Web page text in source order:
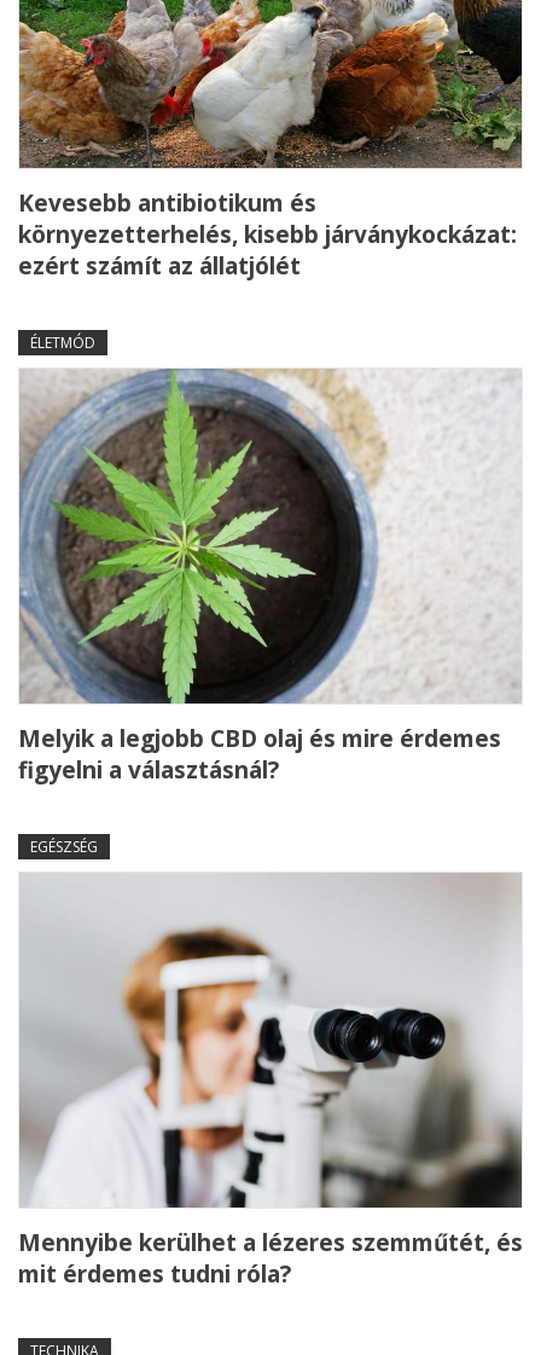
Kevesebb antibiotikum és
környezetterhelés, kisebb járványkockázat:
ezért számít az állatjólét
ÉLETMÓD
Melyik a legjobb CBD olaj és mire érdemes
figyelni a választásnál?
EGÉSZSÉG
Mennyibe kerülhet a lézeres szemműtét, és
mit érdemes tudni róla?
TECHNIKA